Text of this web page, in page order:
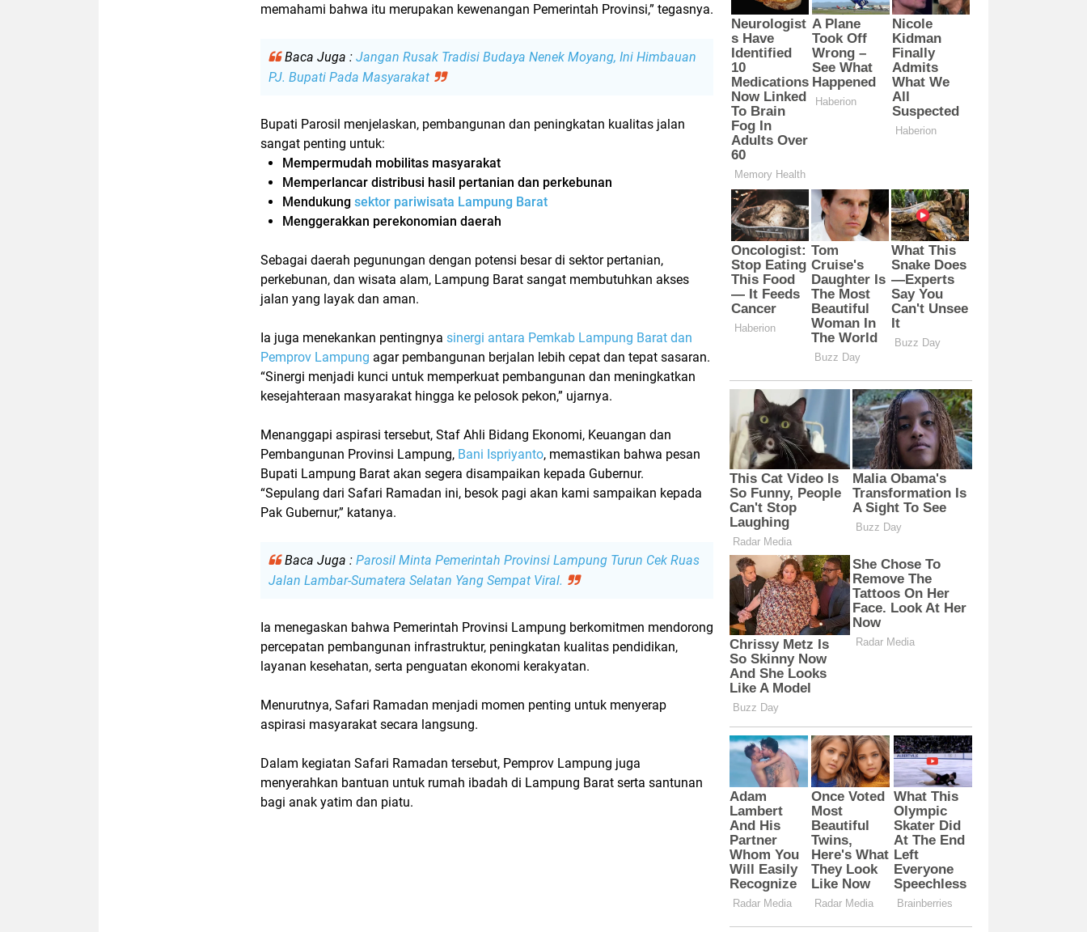
memahami bahwa itu merupakan kewenangan Pemerintah Provinsi,” tegasnya.
Baca Juga : Jangan Rusak Tradisi Budaya Nenek Moyang, Ini Himbauan
PJ. Bupati Pada Masyarakat
Bupati Parosil menjelaskan, pembangunan dan peningkatan kualitas jalan
sangat penting untuk:
Mempermudah mobilitas masyarakat
Memperlancar distribusi hasil pertanian dan perkebunan
Mendukung sektor pariwisata Lampung Barat
Menggerakkan perekonomian daerah
Sebagai daerah pegunungan dengan potensi besar di sektor pertanian,
perkebunan, dan wisata alam, Lampung Barat sangat membutuhkan akses
jalan yang layak dan aman.
Ia juga menekankan pentingnya sinergi antara Pemkab Lampung Barat dan
Pemprov Lampung agar pembangunan berjalan lebih cepat dan tepat sasaran.
“Sinergi menjadi kunci untuk memperkuat pembangunan dan meningkatkan
kesejahteraan masyarakat hingga ke pelosok pekon,” ujarnya.
Menanggapi aspirasi tersebut, Staf Ahli Bidang Ekonomi, Keuangan dan
Pembangunan Provinsi Lampung, Bani Ispriyanto, memastikan bahwa pesan
Bupati Lampung Barat akan segera disampaikan kepada Gubernur.
“Sepulang dari Safari Ramadan ini, besok pagi akan kami sampaikan kepada
Pak Gubernur,” katanya.
Baca Juga : Parosil Minta Pemerintah Provinsi Lampung Turun Cek Ruas
Jalan Lambar-Sumatera Selatan Yang Sempat Viral.
Ia menegaskan bahwa Pemerintah Provinsi Lampung berkomitmen mendorong
percepatan pembangunan infrastruktur, peningkatan kualitas pendidikan,
layanan kesehatan, serta penguatan ekonomi kerakyatan.
Menurutnya, Safari Ramadan menjadi momen penting untuk menyerap
aspirasi masyarakat secara langsung.
Dalam kegiatan Safari Ramadan tersebut, Pemprov Lampung juga
menyerahkan bantuan untuk rumah ibadah di Lampung Barat serta santunan
bagi anak yatim dan piatu.